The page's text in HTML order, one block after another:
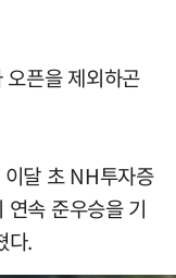
픈을 제외하곤
달 초 NH투자증
속 준우승을 기
다.